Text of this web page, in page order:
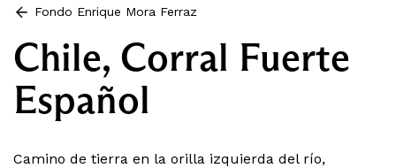
Fondo Enrique Mora Ferraz
Chile, Corral Fuerte
Español
Camino de tierra en la orilla izquierda del río,